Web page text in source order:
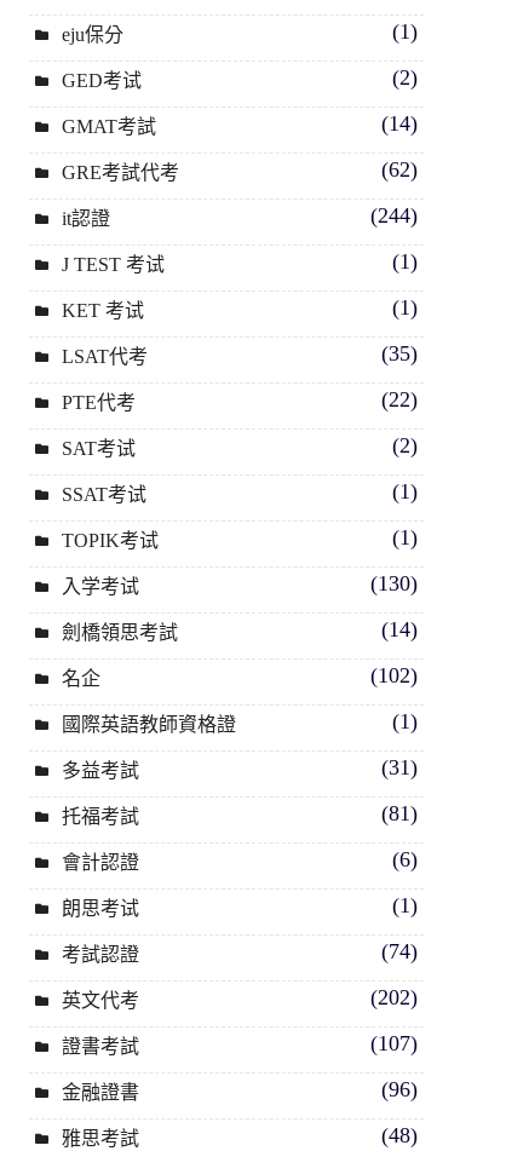
eju保分 (1)
GED考试 (2)
GMAT考試 (14)
GRE考試代考 (62)
it認證 (244)
J TEST 考试 (1)
KET 考试 (1)
LSAT代考 (35)
PTE代考 (22)
SAT考试 (2)
SSAT考试 (1)
TOPIK考试 (1)
入学考试 (130)
劍橋領思考試 (14)
名企 (102)
國際英語教師資格證 (1)
多益考試 (31)
托福考試 (81)
會計認證 (6)
朗思考试 (1)
考試認證 (74)
英文代考 (202)
證書考試 (107)
金融證書 (96)
雅思考試 (48)